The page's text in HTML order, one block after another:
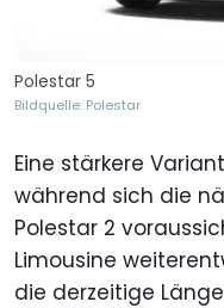
Polestar 5
Bildquelle: Polestar
Eine stärkere
während sich die
Polestar 2
Limousine
die derzeitige